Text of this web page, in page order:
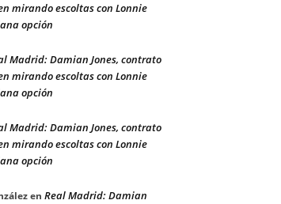
mirando escoltas con Lonnie
opción
Madrid: Damian Jones, contrato
mirando escoltas con Lonnie
opción
Madrid: Damian Jones, contrato
mirando escoltas con Lonnie
opción
en Real Madrid: Damian